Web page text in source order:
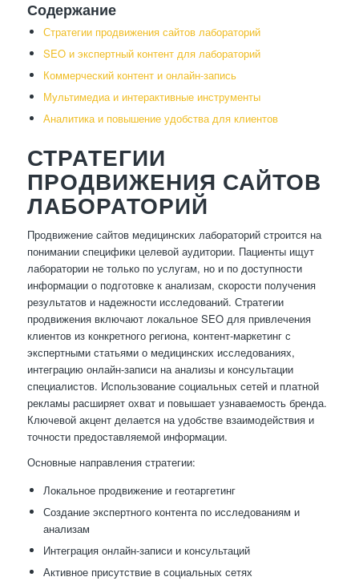
Содержание
Стратегии продвижения сайтов лабораторий
SEO и экспертный контент для лабораторий
Коммерческий контент и онлайн-запись
Мультимедиа и интерактивные инструменты
Аналитика и повышение удобства для клиентов
СТРАТЕГИИ
ПРОДВИЖЕНИЯ САЙТОВ
ЛАБОРАТОРИЙ
Продвижение сайтов медицинских лабораторий строится на
понимании специфики целевой аудитории. Пациенты ищут
лаборатории не только по услугам, но и по доступности
информации о подготовке к анализам, скорости получения
результатов и надежности исследований. Стратегии
продвижения включают локальное SEO для привлечения
клиентов из конкретного региона, контент-маркетинг с
экспертными статьями о медицинских исследованиях,
интеграцию онлайн-записи на анализы и консультации
специалистов. Использование социальных сетей и платной
рекламы расширяет охват и повышает узнаваемость бренда.
Ключевой акцент делается на удобстве взаимодействия и
точности предоставляемой информации.
Основные направления стратегии:
Локальное продвижение и геотаргетинг
Создание экспертного контента по исследованиям и
анализам
Интеграция онлайн-записи и консультаций
Активное присутствие в социальных сетях